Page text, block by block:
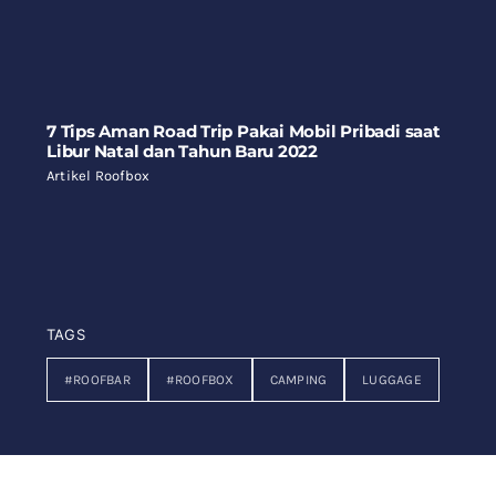
7 Tips Aman Road Trip Pakai Mobil Pribadi saat
Libur Natal dan Tahun Baru 2022
Artikel Roofbox
TAGS
#ROOFBAR #ROOFBOX CAMPING LUGGAGE